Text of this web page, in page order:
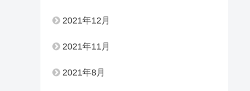
2021年12月
2021年11月
2021年8月